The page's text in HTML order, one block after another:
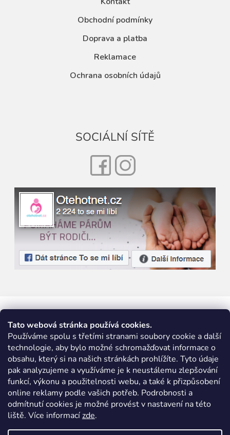
Tato webová stránka používá cookies.
Používáme spolu s třetími stranami soubory cookie a další
technologie, aby bylo možné schromažďovat informace o
obsahu, který si na našich stránkách prohlížíte. Tyto údaje
pak analyzujeme a využíváme je k neustálemu zlepšování
funkcí, výkonu a použitelnosti webu, a také k přizpůsobení
online reklamy podle vašich potřeb. Podrobnosti a
odmítnutí cookies je možné provést v nastavení na této
liště. Více informacízde.
Obchodní podmínky
Doprava a platba
Reklamace
Ochrana osobních údajů
SOCIÁLNÍ SÍTĚ
FacebookInstagram